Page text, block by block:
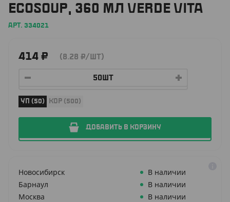
ECOSOUP, 360 МЛ VERDE VITA
АРТ. 334021
414 ₽ (8.28 ₽/ШТ)
УП (50) КОР (500)
ДОБАВИТЬ В КОРЗИНУ
Новосибирск
В наличии
Барнаул
В наличии
Москва
В наличии